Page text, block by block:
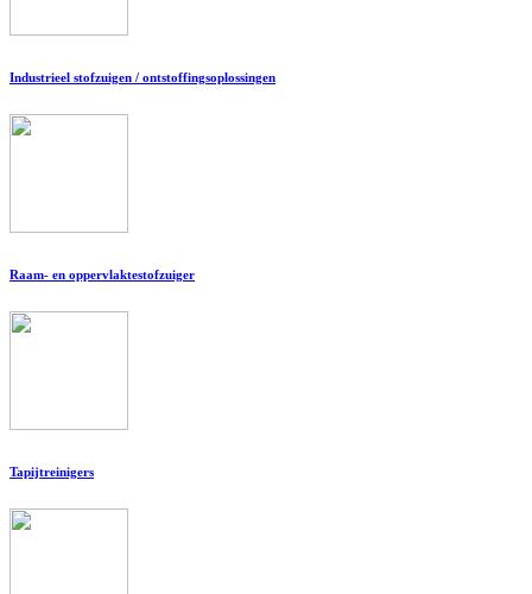
Industrieel stofzuigen / ontstoffingsoplossingen
Raam- en oppervlaktestofzuiger
Tapijtreinigers